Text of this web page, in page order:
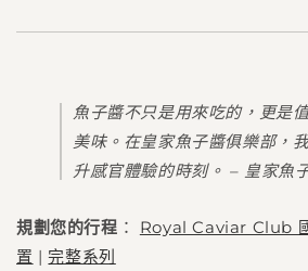
魚子醬不只是用來吃的，更是
美味。在皇家魚子醬俱樂部，
升感官體驗的時刻。 – 皇家魚
規劃您的行程 ：
Royal Caviar Club
置 | 完整系列